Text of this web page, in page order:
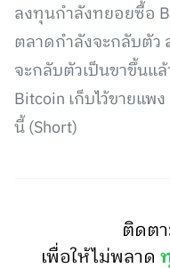
ลงทุนกำลังทยอยซื้อ
ตลาดกำลังจะกลับตัว
จะกลับตัวเป็นขาขึ้นแ
Bitcoin เก็บไว้ขายแ
นี้ (Short)
ติดต
เพื่อให้ไม่พลาด